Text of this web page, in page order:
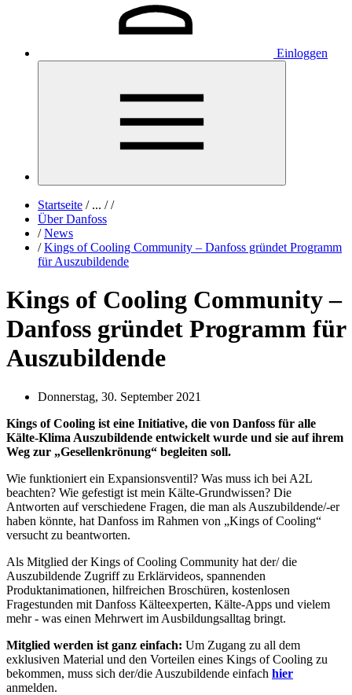
Einloggen
Startseite /... / /
Über Danfoss
/ News
/ Kings of Cooling Community – Danfoss gründet Programm
für Auszubildende
Kings of Cooling Community –
Danfoss gründet Programm für
Auszubildende
Donnerstag, 30. September 2021
Kings of Cooling ist eine Initiative, die von Danfoss für alle
Kälte-Klima Auszubildende entwickelt wurde und sie auf ihrem
Weg zur „Gesellenkrönung“ begleiten soll.
Wie funktioniert ein Expansionsventil? Was muss ich bei A2L
beachten? Wie gefestigt ist mein Kälte-Grundwissen? Die
Antworten auf verschiedene Fragen, die man als Auszubildende/-er
haben könnte, hat Danfoss im Rahmen von „Kings of Cooling“
versucht zu beantworten.
Als Mitglied der Kings of Cooling Community hat der/ die
Auszubildende Zugriff zu Erklärvideos, spannenden
Produktanimationen, hilfreichen Broschüren, kostenlosen
Fragestunden mit Danfoss Kälteexperten, Kälte-Apps und vielem
mehr - was einen Mehrwert im Ausbildungsalltag bringt.
Mitglied werden ist ganz einfach: Um Zugang zu all dem
exklusiven Material und den Vorteilen eines Kings of Cooling zu
bekommen, muss sich der/die Auszubildende einfach hier
anmelden.